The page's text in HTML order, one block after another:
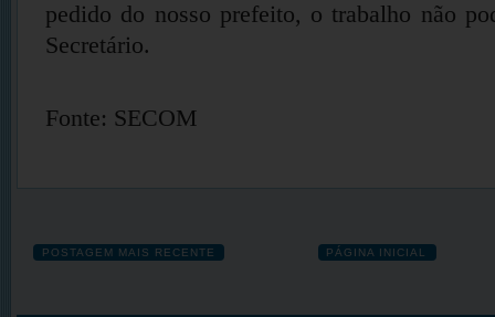
pedido do nosso prefeito, o trabalho não
Secretário.
Fonte: SECOM
POSTAGEM MAIS RECENTE PÁGINA INICIAL